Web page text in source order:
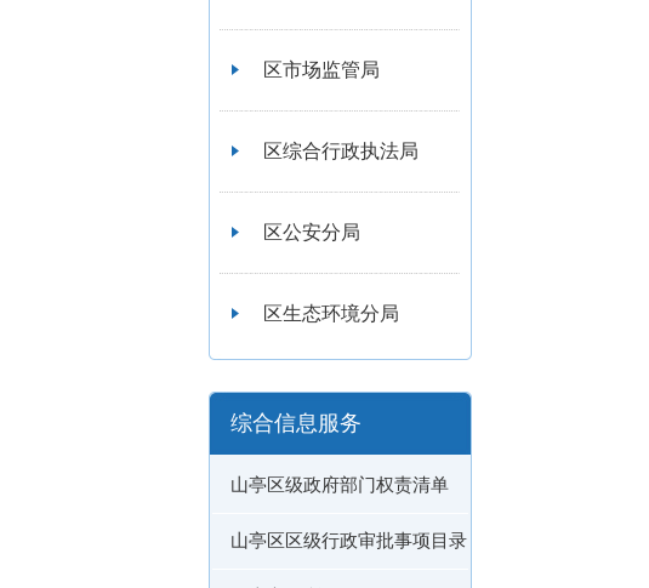
区市场监管局
区综合行政执法局
区公安分局
区生态环境分局
综合信息服务
山亭区级政府部门权责清单
山亭区区级行政审批事项目录